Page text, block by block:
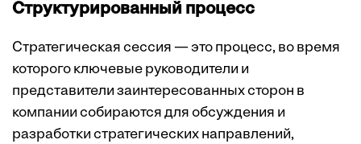
Структурированный процесс
Стратегическая сессия — это процесс, во время
которого ключевые руководители и
представители заинтересованных сторон в
компании собираются для обсуждения и
разработки стратегических направлений,